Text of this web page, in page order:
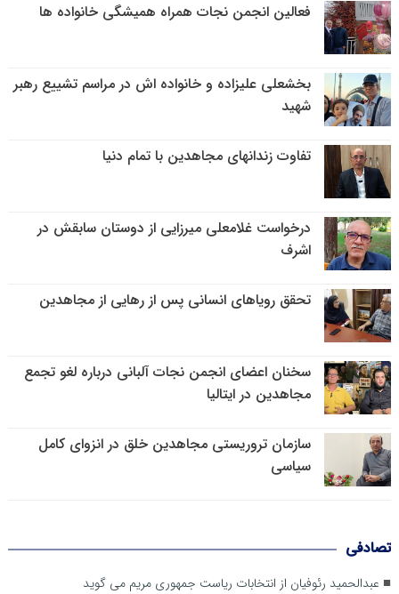
فعالین انجمن نجات همراه همیشگی خانواده ها
بخشعلی علیزاده و خانواده اش در مراسم تشییع رهبر
شهید
تفاوت زندانهای مجاهدین با تمام دنیا
درخواست غلامعلی میرزایی از دوستان سابقش در
اشرف
تحقق رویاهای انسانی پس از رهایی از مجاهدین
سخنان اعضای انجمن نجات آلبانی درباره لغو تجمع
مجاهدین در ایتالیا
سازمان تروریستی مجاهدین خلق در انزوای کامل
سیاسی
تصادفی
عبدالحمید رئوفیان از انتخابات ریاست جمهوری مریم می گوید